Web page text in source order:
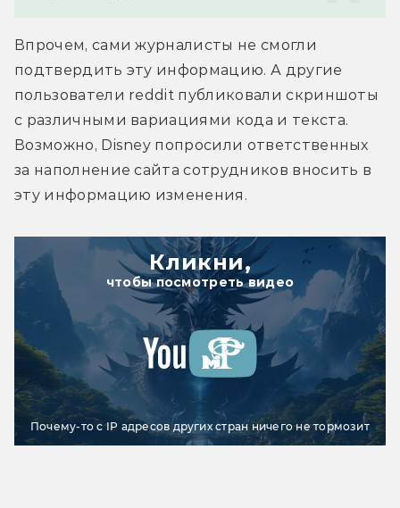
Впрочем, сами журналисты не смогли
подтвердить эту информацию. А другие
пользователи reddit публиковали скриншоты
с различными вариациями кода и текста.
Возможно, Disney попросили ответственных
за наполнение сайта сотрудников вносить в
эту информацию изменения.
Кликни,
чтобы посмотреть видео
Почему-то с IP адресов других стран ничего не тормозит